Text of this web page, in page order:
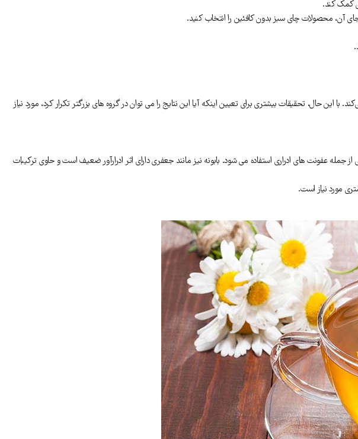
کمک کند.
آن، محصولات چای سبز بدون کافئین را انتخاب کنید.
این حال، تحقیقات بیشتری برای تعیین اینکه آیا این نتایج را می توان در گروه های بزرگتر تکرار کرد، مورد نیاز
عفونت های ادراری استفاده می شود. بابونه نیز مانند جعفری دارای اثر ادرارآور ضعیف است و حاوی ترکیبات
مورد نیاز است.